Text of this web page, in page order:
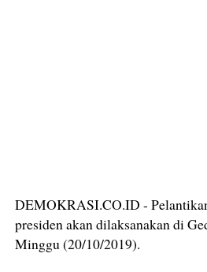
DEMOKRASI.CO.ID -
presiden akan dilaksanakan di
Minggu (20/10/2019).